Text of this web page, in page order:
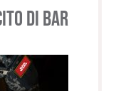
di BAR